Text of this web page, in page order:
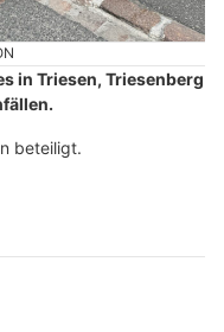
in Triesen, Triesenberg
beteiligt.